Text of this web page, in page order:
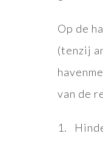
Op de
(tenzij
van de
1.